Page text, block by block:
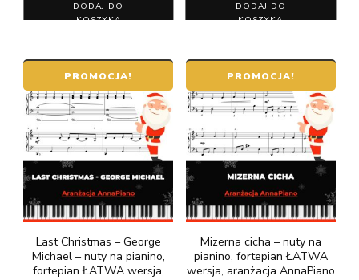
DODAJ DO
KOSZYKA
DODAJ DO
KOSZYKA
PROMOCJA!
Last Christmas – George
Michael – nuty na pianino,
fortepian ŁATWA wersja,
PROMOCJA!
Mizerna cicha – nuty na
pianino, fortepian ŁATWA
wersja, aranżacja AnnaPiano